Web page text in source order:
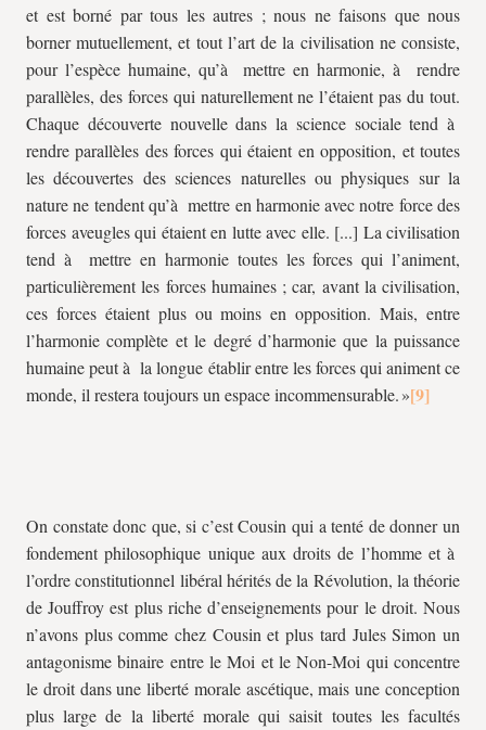
et est borné par tous les autres ; nous ne faisons que nous
borner mutuellement, et tout l’art de la civilisation ne consiste,
pour l’espèce humaine, qu’à mettre en harmonie, à rendre
parallèles, des forces qui naturellement ne l’étaient pas du tout.
Chaque découverte nouvelle dans la science sociale tend à
rendre parallèles des forces qui étaient en opposition, et toutes
les découvertes des sciences naturelles ou physiques sur la
nature ne tendent qu’à mettre en harmonie avec notre force des
forces aveugles qui étaient en lutte avec elle. [...] La civilisation
tend à mettre en harmonie toutes les forces qui l’animent,
particulièrement les forces humaines ; car, avant la civilisation,
ces forces étaient plus ou moins en opposition. Mais, entre
l’harmonie complète et le degré d’harmonie que la puissance
humaine peut à la longue établir entre les forces qui animent ce
monde, il restera toujours un espace incommensurable. »
On constate donc que, si c’est Cousin qui a tenté de donner un
fondement philosophique unique aux droits de l’homme et à
l’ordre constitutionnel libéral hérités de la Révolution, la théorie
de Jouffroy est plus riche d’enseignements pour le droit. Nous
n’avons plus comme chez Cousin et plus tard Jules Simon un
antagonisme binaire entre le Moi et le Non-Moi qui concentre
le droit dans une liberté morale ascétique, mais une conception
plus large de la liberté morale qui saisit toutes les facultés